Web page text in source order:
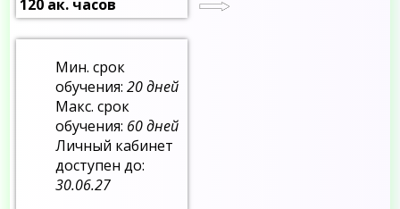
120 ак. часов
Мин. срок
обучения:20 дней
Макс. срок
обучения: 60 дней
Личный кабинет
доступен до:
30.06.27